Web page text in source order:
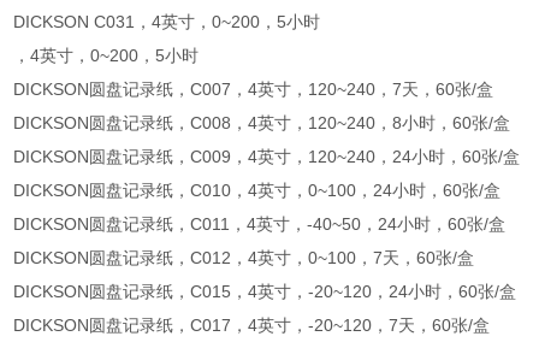
DICKSON C031，4英寸，0~200，5小时
，4英寸，0~200，5小时
DICKSON圆盘记录纸，C007，4英寸，120~240，7天，60张/盒
DICKSON圆盘记录纸，C008，4英寸，120~240，8小时，60张/盒
DICKSON圆盘记录纸，C009，4英寸，120~240，24小时，60张/盒
DICKSON圆盘记录纸，C010，4英寸，0~100，24小时，60张/盒
DICKSON圆盘记录纸，C011，4英寸，-40~50，24小时，60张/盒
DICKSON圆盘记录纸，C012，4英寸，0~100，7天，60张/盒
DICKSON圆盘记录纸，C015，4英寸，-20~120，24小时，60张/盒
DICKSON圆盘记录纸，C017，4英寸，-20~120，7天，60张/盒